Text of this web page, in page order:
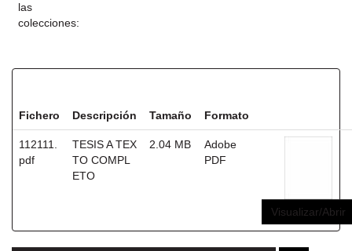
las
colecciones:
Fichero Descripción Tamaño Formato
112111.
pdf
TESIS A TEX
TO COMPL
ETO
2.04 MB
Adobe
PDF
Visualizar/Abrir